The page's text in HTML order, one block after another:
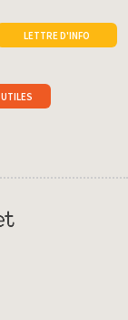
LETTRE D'INFO